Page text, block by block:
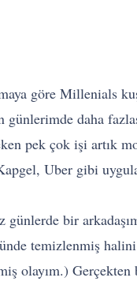
göre Millenials
günlerimde daha
pek çok işi artık
Uber gibi
günlerde bir
temizlenmiş halini
olayım.)